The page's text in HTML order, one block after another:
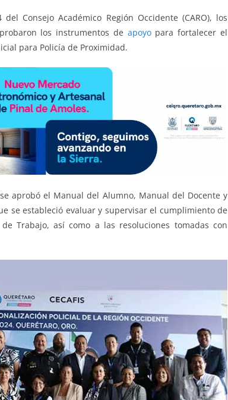
Consejo Académico Región Occidente (CARO), los
los instrumentos de apoyopara fortalecer el
para Policía de Proximidad.
aprobó el Manual del Alumno, Manual del Docente y
se estableció evaluar y supervisar el cumplimiento de
Trabajo, así como a las resoluciones tomadas con